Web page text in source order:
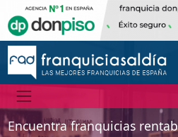
Encuentra franquicias